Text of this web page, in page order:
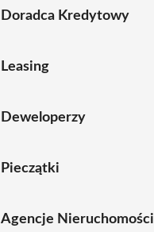
Doradca Kredytowy
Leasing
Deweloperzy
Pieczątki
Agencje Nieruchomości